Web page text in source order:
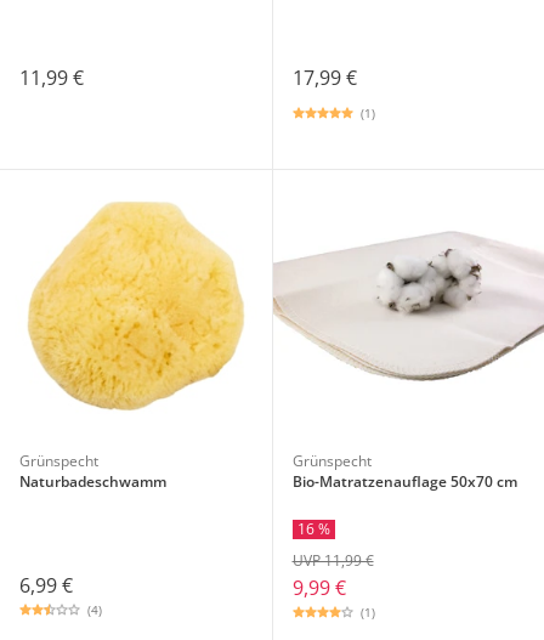
11,99 € 17,99 €
(1)
Grünspecht
Naturbadeschwamm
6,99 €
(4)
Grünspecht
Bio-Matratzenauflage 50x70 cm
16 %
9,99 €
UVP 11,99 €
(1)